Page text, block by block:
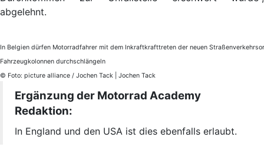
abgelehnt.
In Belgien dürfen Motorradfahrer mit dem Inkraftkrafttreten der neuen
Fahrzeugkolonnen durchschlängeln
© Foto: picture alliance / Jochen Tack | Jochen Tack
Ergänzung der Motorrad Academy
Redaktion:
In England und den USA ist dies ebenfalls erlaubt.